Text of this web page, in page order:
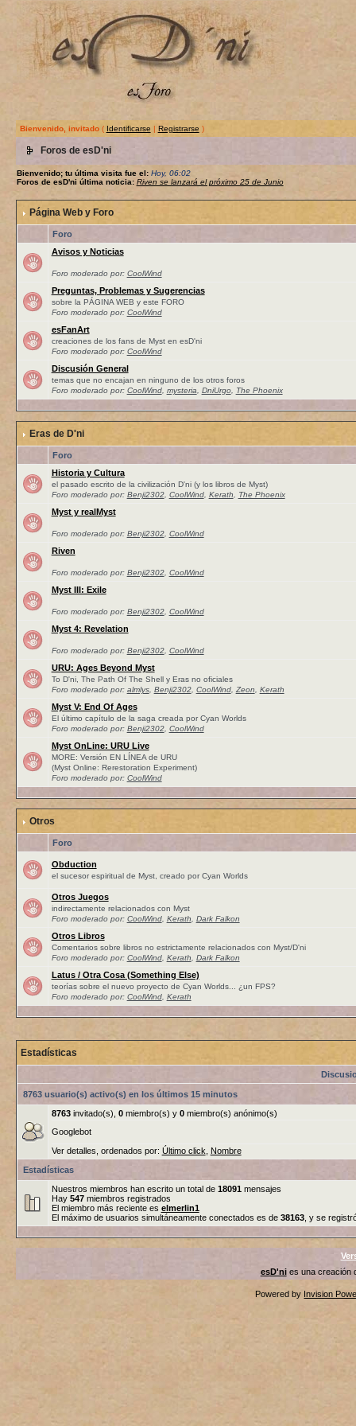
Bienvenido, invitado( Identificarse | Registrarse )
Foros de esD'ni
Bienvenido; tu última visita fue el: Hoy, 06:02
Foros de esD'ni última noticia: Riven se lanzará el próximo 25 de Junio
Página Web y Foro
Foro
Avisos y Noticias
Foro moderado por: CoolWind
Preguntas, Problemas y Sugerencias
sobre la PÁGINA WEB y este FORO
Foro moderado por: CoolWind
esFanArt
creaciones de los fans de Myst en esD'ni
Foro moderado por: CoolWind
Discusión General
temas que no encajan en ninguno de los otros foros
Foro moderado por: CoolWind, mysteria DniUrgo, The Phoenix
Eras de D'ni
Foro
Historia y Cultura
el pasado escrito de la civilización D'ni (y los libros de Myst)
Foro moderado por: Benji2302, CoolWind, Kerath The Phoenix
Myst y realMyst
Foro moderado por: Benji2302, CoolWind
Riven
Foro moderado por: Benji2302, CoolWind
Myst III: Exile
Foro moderado por: Benji2302, CoolWind
Myst 4: Revelation
Foro moderado por: Benji2302, CoolWind
URU: Ages Beyond Myst
To D'ni, The Path Of The Shell y Eras no oficiales
Foro moderado por: almlys, Benji2302, CoolWind, Zeon Kerath
Myst V: End Of Ages
El último capítulo de la saga creada por Cyan Worlds
Foro moderado por: Benji2302, CoolWind
Myst OnLine: URU Live
MORE: Versión EN LÍNEA de URU
(Myst Online: Rerestoration Experiment)
Foro moderado por: CoolWind
Otros
Foro
Obduction
el sucesor espiritual de Myst, creado por Cyan Worlds
Otros Juegos
indirectamente relacionados con Myst
Foro moderado por: CoolWind, Kerath Dark Falkon
Otros Libros
Comentarios sobre libros no estrictamente relacionados con Myst/D'ni
Foro moderado por: CoolWind, Kerath Dark Falkon
Latus / Otra Cosa (Something Else)
teorías sobre el nuevo proyecto de Cyan Worlds... ¿un FPS?
Foro moderado por: CoolWind, Kerath
Estadísticas
8763 usuario(s) activo(s) en los últimos 15 minutos
8763invitado(s), 0miembro(s) y 0miembro(s) anónimo(s)
Googlebot
Ver detalles, ordenados por: Último click
Nombre
Estadísticas
Nuestros miembros han escrito un total de 18091mensajes
Hay 547miembros registrados
El miembro más reciente es elmerlin1
El máximo de usuarios simultáneamente conectados es de 38163, y se
esD'nies una creación
Powered by Invision